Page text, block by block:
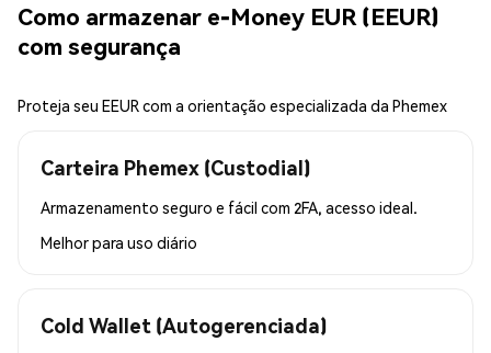
Como armazenar e-Money EUR (EEUR)
com segurança
Proteja seu EEUR com a orientação especializada da Phemex
Carteira Phemex (Custodial)
Armazenamento seguro e fácil com 2FA, acesso ideal.
Melhor para uso diário
Cold Wallet (Autogerenciada)